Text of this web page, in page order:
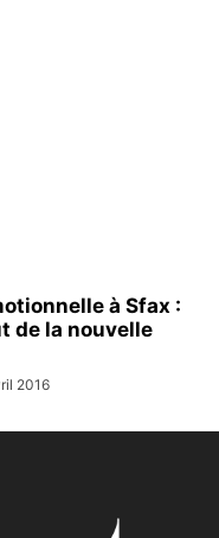
à Sfax :
de la nouvelle
2016